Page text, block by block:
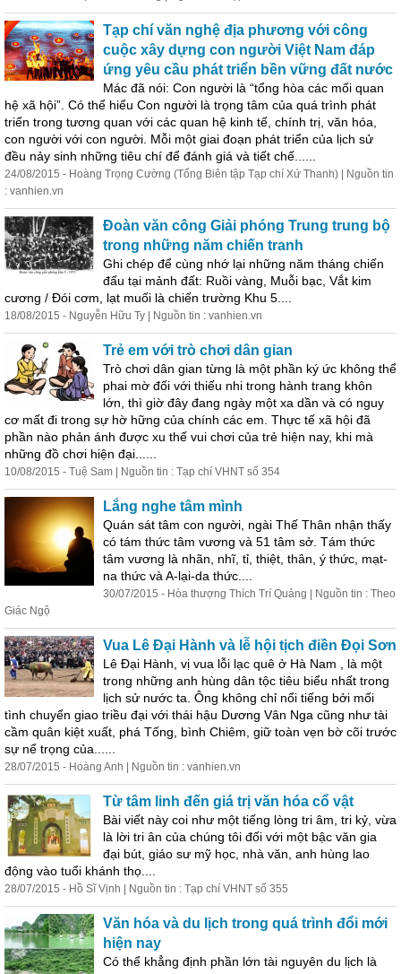
Tạp chí văn nghệ địa phương với công
cuộc xây dựng con người Việt Nam đáp
ứng yêu cầu phát triển bền vững đất nước
Mác đã nói: Con người là “tổng hòa các mối quan
hệ xã hội”. Có thể hiểu Con người là trọng tâm của quá trình phát
triển trong tương quan với các quan hệ kinh tế, chính trị, văn hóa,
con người với con người. Mỗi một giai đoạn phát triển của lịch sử
đều nảy sinh những tiêu chí để đánh giá và tiết chế......
24/08/2015 - Hoàng Trọng Cường (Tổng Biên tập Tạp chí Xứ Thanh) | Nguồn tin
: vanhien.vn
Đoàn văn công Giải phóng Trung trung bộ
trong những năm chiến tranh
Ghi chép để cùng nhớ lại những năm tháng chiến
đấu tại mảnh đất: Ruồi vàng, Muỗi bạc, Vắt kim
cương / Đói cơm, lạt muối là chiến trường Khu 5....
18/08/2015 - Nguyễn Hữu Ty | Nguồn tin : vanhien.vn
Trẻ em với trò chơi dân gian
Trò chơi dân gian từng là một phần ký ức không thể
phai mờ đối với thiếu nhi trong hành trang khôn
lớn, thì giờ đây đang ngày một xa dần và có nguy
cơ mất đi trong sự hờ hững của chính các em. Thực tế xã hội đã
phần nào phản ánh được xu thế vui chơi của trẻ hiện nay, khi mà
những đồ chơi hiện đại......
10/08/2015 - Tuệ Sam | Nguồn tin : Tạp chí VHNT số 354
Lắng nghe tâm mình
Quán sát tâm con người, ngài Thế Thân nhận thấy
có tám thức tâm vương và 51 tâm sở. Tám thức
tâm vương là nhãn, nhĩ, tỉ, thiệt, thân, ý thức , mạt-
na thức và A-lại-da thức
30/07/2015 - Hòa thượng Thích Trí Quảng | Nguồn tin : Theo
Giác Ngộ
Vua Lê Đại Hành và lễ hội tịch điền Đọi Sơn
Lê Đại Hành, vị vua lỗi lạc quê ở Hà Nam , là một
trong những anh hùng dân tộc tiêu biểu nhất trong
lịch sử nước ta. Ông không chỉ nổi tiếng bởi mối
tình chuyển giao triều đại với thái hậu Dương Vân Nga cũng như tài
cầm quân kiệt xuất, phá Tống, bình Chiêm, giữ toàn vẹn bờ cõi trước
sự nể trọng của......
28/07/2015 - Hoàng Anh | Nguồn tin : vanhien.vn
Từ tâm linh đến giá trị văn hóa cổ vật
Bài viết này coi như một tiếng lòng tri âm, tri kỷ, vừa
là lời tri ân của chúng tôi đối với một bậc văn gia
đại bút, giáo sư mỹ học, nhà văn, anh hùng lao
động vào tuổi khánh thọ....
28/07/2015 - Hồ Sĩ Vịnh | Nguồn tin : Tạp chí VHNT số 355
Văn hóa và du lịch trong quá trình đổi mới
hiện nay
Có thể khẳng định phần lớn tài nguyên du lịch là